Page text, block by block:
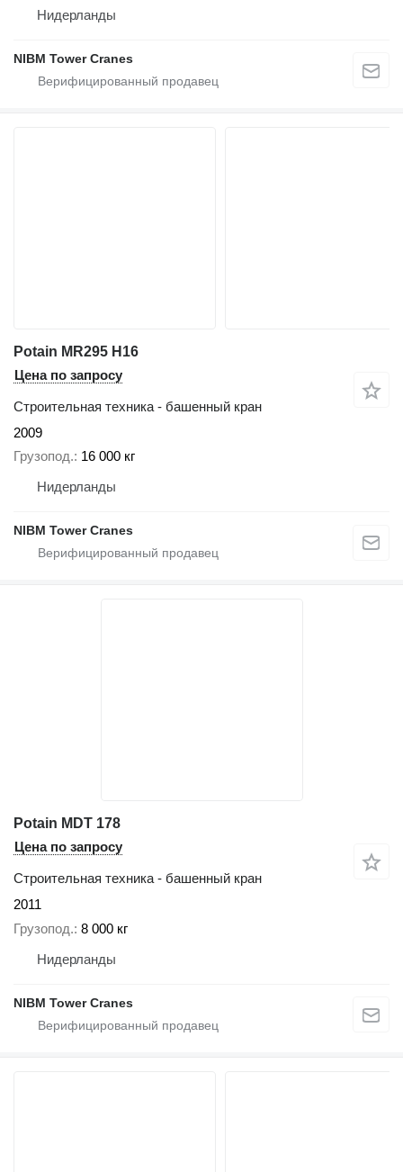
Нидерланды
NIBM Tower Cranes
Potain MR295 H16
Цена по запросу
Строительная техника - башенный кран
2009
Грузопод. 16 000 кг
Нидерланды
NIBM Tower Cranes
Potain MDT 178
Цена по запросу
Строительная техника - башенный кран
2011
Грузопод. 8 000 кг
Нидерланды
NIBM Tower Cranes